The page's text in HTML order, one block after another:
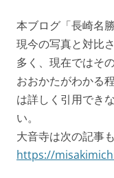
本ブログ「長崎名
現今の写真と対比
多く、現在ではそ
おおかたがわかる
は詳しく引用でき
い。
大音寺は次の記
https://